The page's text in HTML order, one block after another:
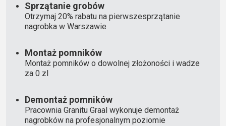
Sprzątanie grobów
Otrzymaj 20% rabatu na pierwszesprzątanie
nagrobka w Warszawie
Montaż pomników
Montaż pomników o dowolnej złożoności i wadze
za 0 zl
Demontaż pomników
Pracownia Granitu Graal wykonuje demontaż
nagrobków na profesjonalnym poziomie